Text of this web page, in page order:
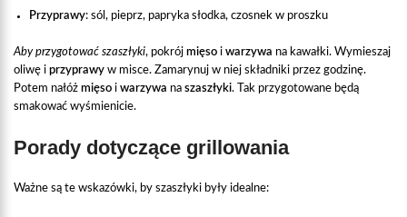
Przyprawy: sól, pieprz, papryka słodka, czosnek w proszku
Aby przygotować szaszłyki, pokrój mięso i warzywa na kawałki. Wymieszaj
oliwę i przyprawy w misce. Zamarynuj w niej składniki przez godzinę.
Potem nałóż mięso i warzywa na szaszłyki. Tak przygotowane będą
smakować wyśmienicie.
Porady dotyczące grillowania
Ważne są te wskazówki, by szaszłyki były idealne: